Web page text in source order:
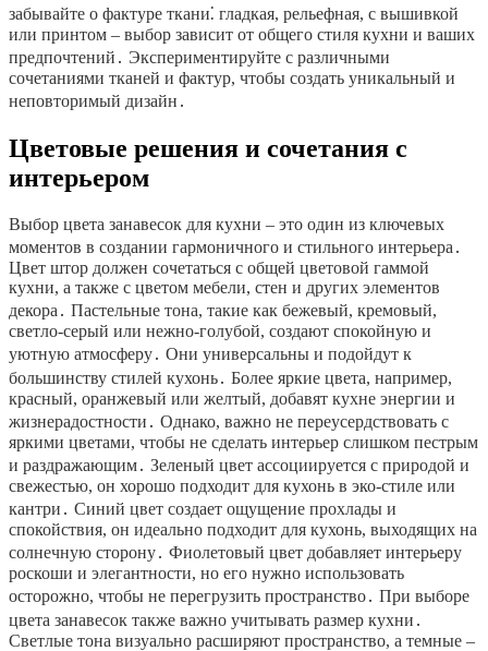
забывайте о фактуре ткани⁚ гладкая, рельефная, с вышивкой
или принтом – выбор зависит от общего стиля кухни и ваших
предпочтений․ Экспериментируйте с различными
сочетаниями тканей и фактур, чтобы создать уникальный и
неповторимый дизайн․
Цветовые решения и сочетания с
интерьером
Выбор цвета занавесок для кухни – это один из ключевых
моментов в создании гармоничного и стильного интерьера․
Цвет штор должен сочетаться с общей цветовой гаммой
кухни, а также с цветом мебели, стен и других элементов
декора․ Пастельные тона, такие как бежевый, кремовый,
светло-серый или нежно-голубой, создают спокойную и
уютную атмосферу․ Они универсальны и подойдут к
большинству стилей кухонь․ Более яркие цвета, например,
красный, оранжевый или желтый, добавят кухне энергии и
жизнерадостности․ Однако, важно не переусердствовать с
яркими цветами, чтобы не сделать интерьер слишком пестрым
и раздражающим․ Зеленый цвет ассоциируется с природой и
свежестью, он хорошо подходит для кухонь в эко-стиле или
кантри․ Синий цвет создает ощущение прохлады и
спокойствия, он идеально подходит для кухонь, выходящих на
солнечную сторону․ Фиолетовый цвет добавляет интерьеру
роскоши и элегантности, но его нужно использовать
осторожно, чтобы не перегрузить пространство․ При выборе
цвета занавесок также важно учитывать размер кухни․
Светлые тона визуально расширяют пространство, а темные –